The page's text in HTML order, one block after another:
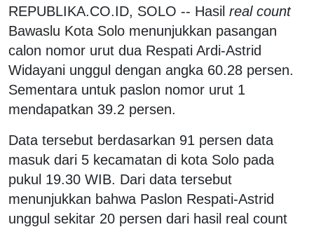
REPUBLIKA.CO.ID, SOLO -- Hasil real count
Bawaslu Kota Solo menunjukkan pasangan
calon nomor urut dua Respati Ardi-Astrid
Widayani unggul dengan angka 60.28 persen.
Sementara untuk paslon nomor urut 1
mendapatkan 39.2 persen.
Data tersebut berdasarkan 91 persen data
masuk dari 5 kecamatan di kota Solo pada
pukul 19.30 WIB. Dari data tersebut
menunjukkan bahwa Paslon Respati-Astrid
unggul sekitar 20 persen dari hasil real count